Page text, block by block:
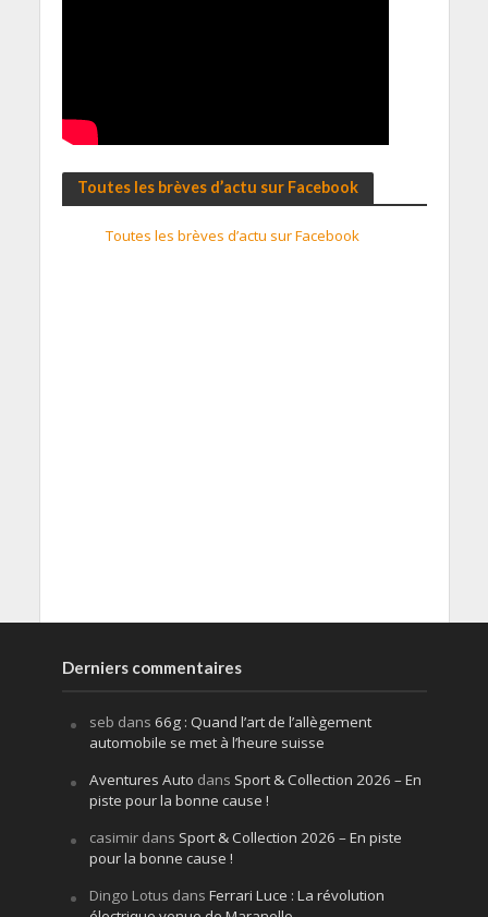
Toutes les brèves d’actu sur Facebook
Toutes les brèves d’actu sur Facebook
Derniers commentaires
seb dans 66g : Quand l’art de l’allègement
automobile se met à l’heure suisse
Aventures Auto dans Sport & Collection 2026 – En
piste pour la bonne cause !
casimirdans Sport & Collection 2026 – En piste
pour la bonne cause !
Dingo Lotus dans Ferrari Luce : La révolution